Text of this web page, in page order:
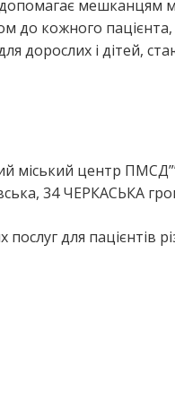
мешканцям
до кожного пацієнта,
дорослих і дітей,
міський центр
34 ЧЕРКАСЬКА
для пацієнтів